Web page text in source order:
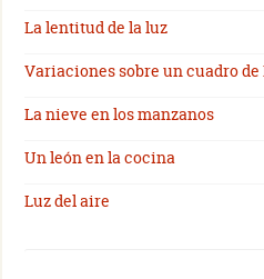
La lentitud de la luz
Variaciones sobre un cuadro de
La nieve en los manzanos
Un león en la cocina
Luz del aire